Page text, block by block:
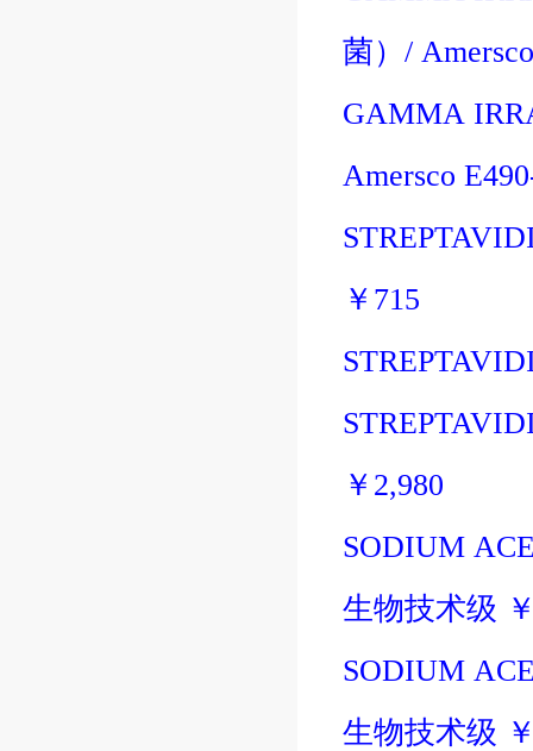
菌）/
GAMMA
Amersco
￥ 715
￥ 2,980
SODIUM
生物技术级
SODIUM
生物技术级